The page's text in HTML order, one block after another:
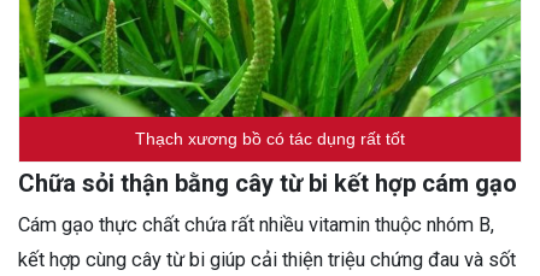
Thạch xương bồ có tác dụng rất tốt
Chữa sỏi thận bằng cây từ bi kết hợp cám gạo
Cám gạo thực chất chứa rất nhiều vitamin thuộc nhóm B,
kết hợp cùng cây từ bi giúp cải thiện triệu chứng đau và sốt